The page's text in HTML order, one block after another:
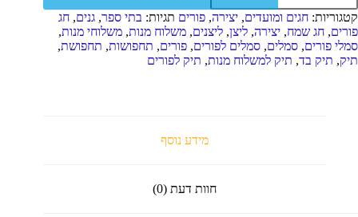
תיק
לפורים
קטגוריות: חגים ומועדים, יצירה, פורים תגיות: בתי ספר, גנים, חג
פורים, חג שמח, יצירה, ליצן, ליצנים, משלוח מנות, משלוחי מנות,
סמלי פורים, סמלים, סמלים לפורים, פורים, תחפושות, תחפושת,
תיק, תיק בד, תיק למשלוח מנות, תיק לפורים
מידע נוסף
חוות דעת (0)